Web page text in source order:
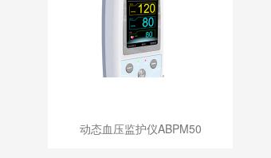
动态血压监护仪ABPM50